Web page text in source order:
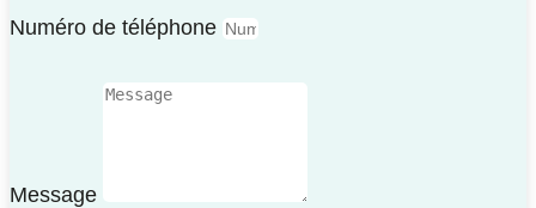
Numéro de téléphone
Message